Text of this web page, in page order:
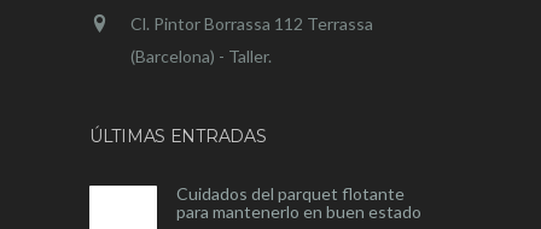
Cl. Pintor Borrassa 112 Terrassa
(Barcelona) - Taller.
ÚLTIMAS ENTRADAS
Cuidados del parquet flotante
para mantenerlo en buen estado